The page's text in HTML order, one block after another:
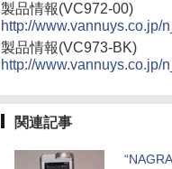
製品情報(VC972-00)
http://www.vannuys.co.jp/
製品情報(VC973-BK)
http://www.vannuys.co.jp/
関連記事